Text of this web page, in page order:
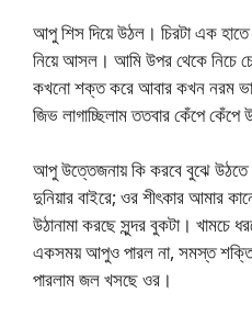
আপু শিস দিয়ে উঠল। চিরটা এক
নিয়ে আসল। আমি উপর থেকে নিচে
কখনো শক্ত করে আবার কখন নরম
জিভ লাগাচ্ছিলাম ততবার কেঁপে
আপু উত্তেজনায় কি করবে বুঝে উঠতে
দুনিয়ার বাইরে; ওর শীৎকার আমার
উঠানামা করছে সুন্দর বুকটা। খামচে
একসময় আপুও পারল না, সমস্ত
পারলাম জল খসছে ওর।